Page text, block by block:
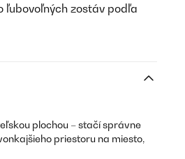
zostáv podľa
plochou – stačí správne
priestoru na miesto,